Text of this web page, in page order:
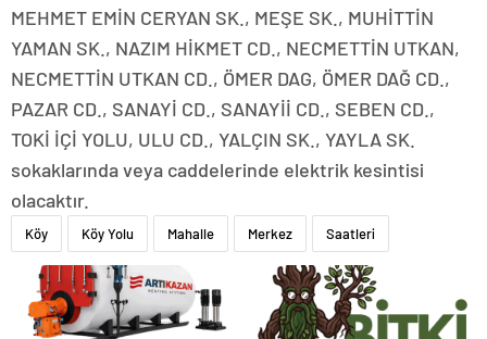
MEHMET EMİN CERYAN SK., MEŞE SK., MUHİTTİN
YAMAN SK., NAZIM HİKMET CD., NECMETTİN UTKAN,
NECMETTİN UTKAN CD., ÖMER DAG, ÖMER DAĞ CD.,
PAZAR CD., SANAYİ CD., SANAYİİ CD., SEBEN CD.,
TOKİ İÇİ YOLU, ULU CD., YALÇIN SK., YAYLA SK.
sokaklarında veya caddelerinde elektrik kesintisi
olacaktır.
Köy Köy Yolu Mahalle Merkez Saatleri